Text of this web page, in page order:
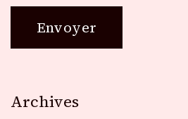
Archives